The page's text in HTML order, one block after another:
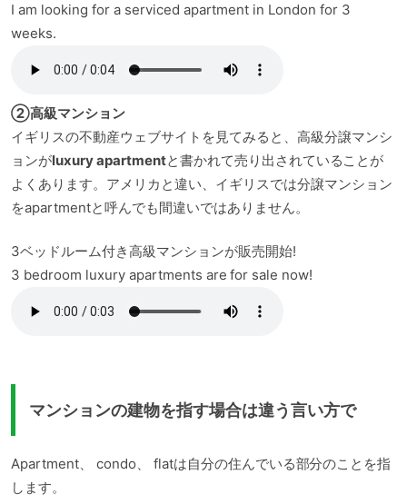
I am looking for a serviced apartment in London for 3
weeks.
②高級マンション
イギリスの不動産ウェブサイトを見てみると、高級分譲マンシ
ョンがluxury apartmentと書かれて売り出されていることが
よくあります。アメリカと違い、イギリスでは分譲マンション
をapartmentと呼んでも間違いではありません。
3ベッドルーム付き高級マンションが販売開始!
3 bedroom luxury apartments are for sale now!
マンションの建物を指す場合は違う言い方で
Apartment、 condo、 flatは自分の住んでいる部分のことを指
します。